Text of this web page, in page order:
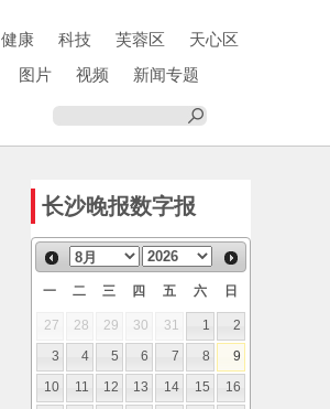
健康 科技 芙蓉区
天心区
图片 视频
新闻专题
长沙晚报数字报
一 二 三 四 五 六 日
27 28 29 30 31 1
2
3
4 5 6 7 8
9
10
11 12 13 14 15
16